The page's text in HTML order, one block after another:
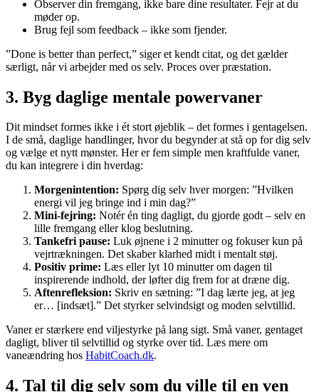
Observer din fremgang, ikke bare dine resultater. Fejr at du
møder op.
Brug fejl som feedback – ikke som fjender.
”Done is better than perfect,” siger et kendt citat, og det gælder
særligt, når vi arbejder med os selv. Proces over præstation.
3. Byg daglige mentale powervaner
Dit mindset formes ikke i ét stort øjeblik – det formes i gentagelsen.
I de små, daglige handlinger, hvor du begynder at stå op for dig selv
og vælge et nytt mønster. Her er fem simple men kraftfulde vaner,
du kan integrere i din hverdag:
Morgenintention: Spørg dig selv hver morgen: ”Hvilken
energi vil jeg bringe ind i min dag?”
Mini-fejring: Notér én ting dagligt, du gjorde godt – selv en
lille fremgang eller klog beslutning.
Tankefri pause: Luk øjnene i 2 minutter og fokuser kun på
vejrtrækningen. Det skaber klarhed midt i mentalt støj.
Positiv prime: Læs eller lyt 10 minutter om dagen til
inspirerende indhold, der løfter dig frem for at dræne dig.
Aftenrefleksion: Skriv en sætning: ”I dag lærte jeg, at jeg
er… [indsæt].” Det styrker selvindsigt og moden selvtillid.
Vaner er stærkere end viljestyrke på lang sigt. Små vaner, gentaget
dagligt, bliver til selvtillid og styrke over tid. Læs mere om
vaneændring hos HabitCoach.dk.
4. Tal til dig selv som du ville til en ven